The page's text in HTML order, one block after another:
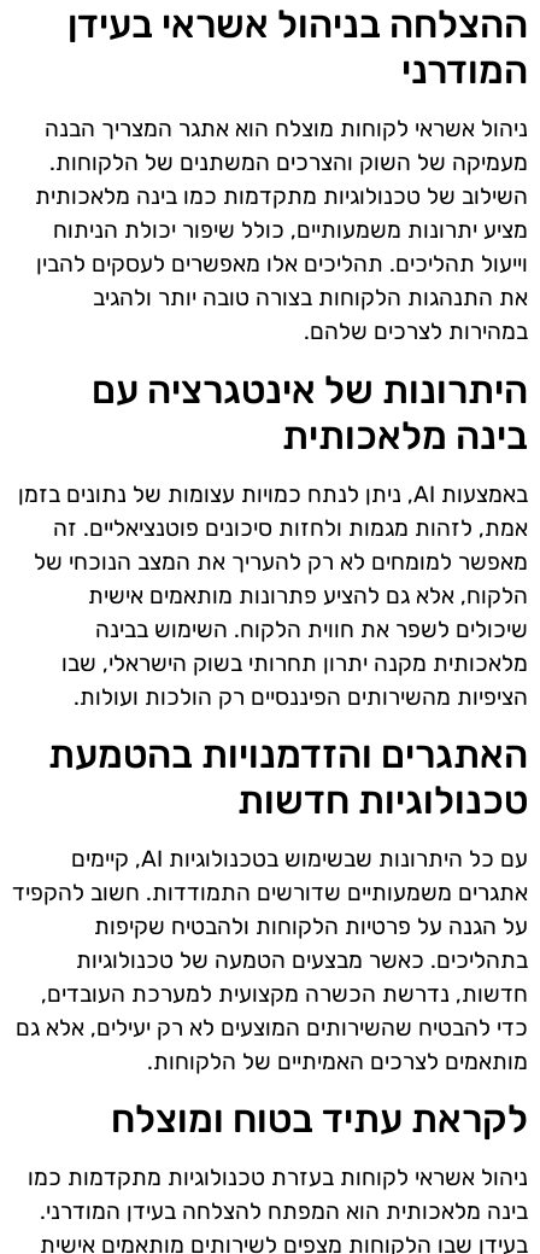
ההצלחה בניהול אשראי בעידן
המודרני
ניהול אשראי לקוחות מוצלח הוא אתגר המצריך הבנה
מעמיקה של השוק והצרכים המשתנים של הלקוחות.
השילוב של טכנולוגיות מתקדמות כמו בינה מלאכותית
מציע יתרונות משמעותיים, כולל שיפור יכולת הניתוח
וייעול תהליכים. תהליכים אלו מאפשרים לעסקים להבין
את התנהגות הלקוחות בצורה טובה יותר ולהגיב
במהירות לצרכים שלהם.
היתרונות של אינטגרציה עם
בינה מלאכותית
באמצעות AI, ניתן לנתח כמויות עצומות של נתונים בזמן
אמת, לזהות מגמות ולחזות סיכונים פוטנציאליים. זה
מאפשר למומחים לא רק להעריך את המצב הנוכחי של
הלקוח, אלא גם להציע פתרונות מותאמים אישית
שיכולים לשפר את חווית הלקוח. השימוש בבינה
מלאכותית מקנה יתרון תחרותי בשוק הישראלי, שבו
הציפיות מהשירותים הפיננסיים רק הולכות ועולות.
האתגרים והזדמנויות בהטמעת
טכנולוגיות חדשות
עם כל היתרונות שבשימוש בטכנולוגיות AI, קיימים
אתגרים משמעותיים שדורשים התמודדות. חשוב להקפיד
על הגנה על פרטיות הלקוחות ולהבטיח שקיפות
בתהליכים. כאשר מבצעים הטמעה של טכנולוגיות
חדשות, נדרשת הכשרה מקצועית למערכת העובדים,
כדי להבטיח שהשירותים המוצעים לא רק יעילים, אלא גם
מותאמים לצרכים האמיתיים של הלקוחות.
לקראת עתיד בטוח ומוצלח
ניהול אשראי לקוחות בעזרת טכנולוגיות מתקדמות כמו
בינה מלאכותית הוא המפתח להצלחה בעידן המודרני.
בעידן שבו הלקוחות מצפים לשירותים מותאמים אישית